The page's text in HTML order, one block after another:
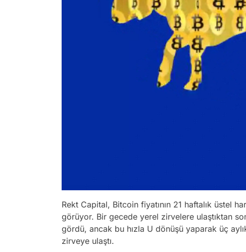
Rekt Capital, Bitcoin fiyatının 21 haftalık üstel
görüyor. Bir gecede yerel zirvelere ulaştıktan
gördü, ancak bu hızla U dönüşü yaparak üç
zirveye ulaştı.